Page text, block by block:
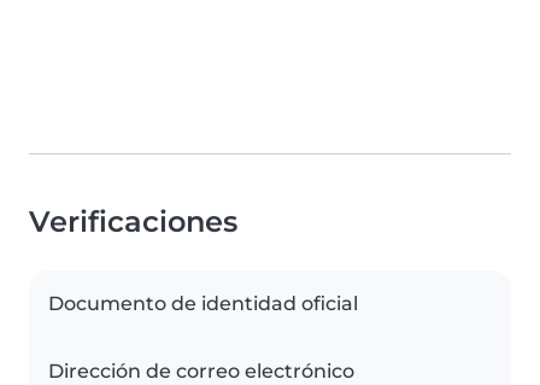
Verificaciones
Documento de identidad oficial
Dirección de correo electrónico